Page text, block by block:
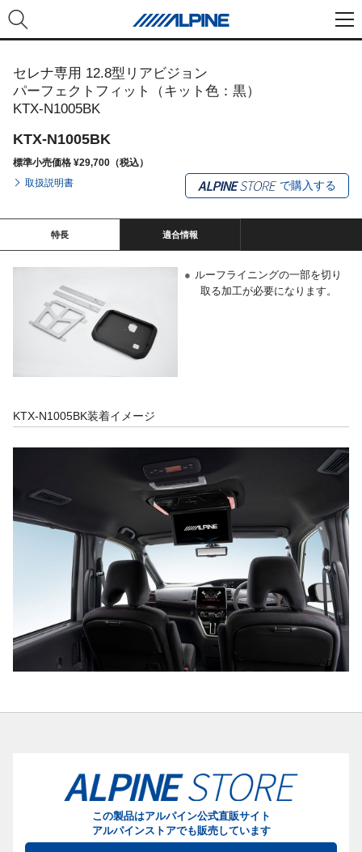
セレナ専用 12.8型リアビジョン
パーフェクトフィット（キット色：黒）
KTX-N1005BK
KTX-N1005BK
標準小売価格 ¥29,700（税込）
取扱説明書
で購入する
特長 適合情報
● ルーフライニングの一部を切り
取る加工が必要になります。
KTX-N1005BK装着イメージ
この製品はアルパイン公式直販サイト
アルパインストアでも販売しています